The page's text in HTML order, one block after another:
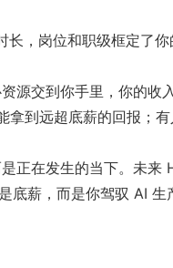
，岗位和职级框定了
源交到你手里，你的收
到远超底薪的回报；
正在发生的当下。未来
薪，而是你驾驭 AI 生